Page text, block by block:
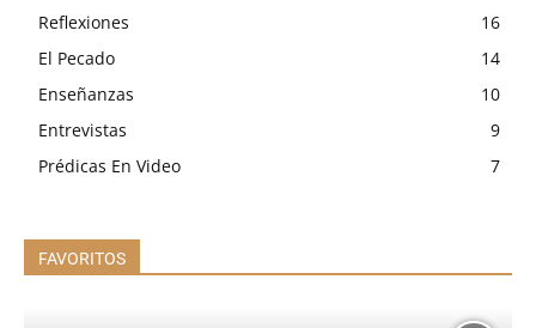
Reflexiones
16
El Pecado
14
Enseñanzas
10
Entrevistas
9
Prédicas En Video
7
FAVORITOS